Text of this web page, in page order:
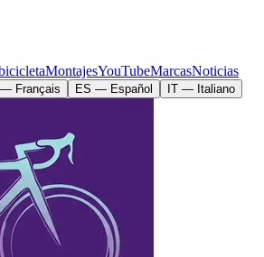
MontajesYouTubeMarcasNoticias
— Français ES — Español IT — Italiano